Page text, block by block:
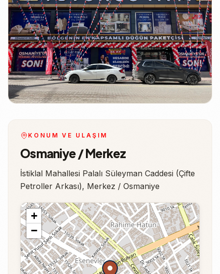
KONUM VE ULAŞIM
Osmaniye / Merkez
İstiklal Mahallesi Palalı Süleyman Caddesi (Çifte
Petroller Arkası), Merkez / Osmaniye
+
−